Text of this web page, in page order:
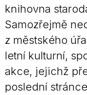
knihovna
Samozřejmě
z městského
letní kulturní,
akce, jejichž
poslední